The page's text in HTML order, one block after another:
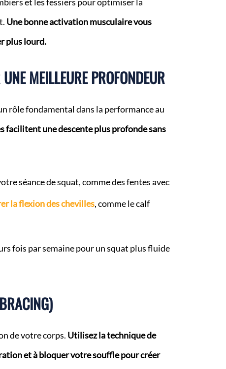
et les fessiers pour optimiser la
Une bonne activation musculaire vous
plus lourd.
MEILLEURE PROFONDEUR
rôle fondamental dans la performance au
facilitent une descente plus profonde sans
séance de squat, comme des fentes avec
la flexion des chevilles, comme le calf
fois par semaine pour un squat plus fluide
de votre corps. Utilisez la technique de
et à bloquer votre souffle pour créer